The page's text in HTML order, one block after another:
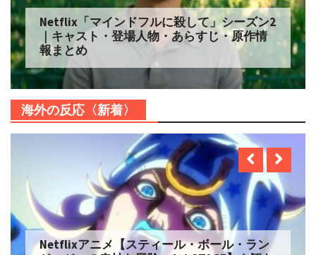
Netflix「自由研究には向かない殺人」シー
ズン2 配信へ｜キャスト・登場人物・あらす
じ・原作情報まとめ
海外の反応〈新着〉